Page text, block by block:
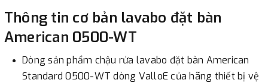
- Showroom Thanh HươngĐịa chỉ : 23 phố Cát Linh,
phường Cát Linh, quận Đống Đa, Hà Nội.
3. Chuyển khoản qua ngân hàng
Thông tin cơ bản lavabo đặt bàn
American 0500-WT
Dòng sản phẩm chậu rửa lavabo đặt bàn American
Standard 0500-WT dòng ValloE của hãng thiết bị vệ